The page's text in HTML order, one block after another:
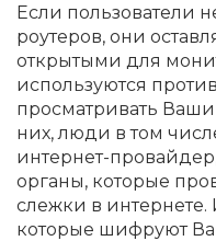
Если пользователи
роутеров, они
открытыми для
используются
просматривать
них, люди в том
интернет-
органы, которые
слежки в интернете.
которые шифруют